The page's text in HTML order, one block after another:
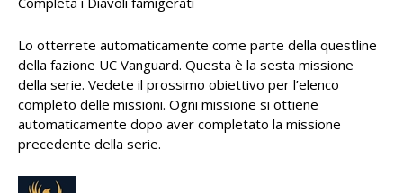
Lo otterrete automaticamente come parte della questline
della fazione UC Vanguard. Questa è la sesta missione
della serie. Vedete il prossimo obiettivo per l’elenco
completo delle missioni. Ogni missione si ottiene
automaticamente dopo aver completato la missione
precedente della serie.